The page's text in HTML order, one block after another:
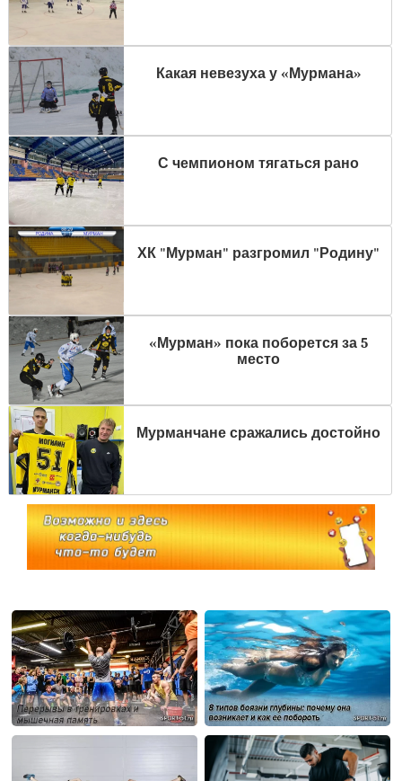
Какая невезуха у «Мурмана»
С чемпионом тягаться рано
ХК "Мурман" разгромил "Родину"
«Мурман» пока поборется за 5
место
Мурманчане сражались достойно